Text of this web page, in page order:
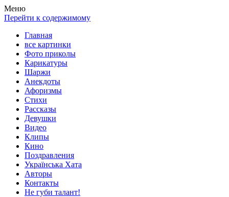
Весела хата — прикольные картинки, смешные истории,
клипы!
Покажем всем ваши фото приколы, карикатуры, шаржи, стихи,
рассказы, видео и песни!
Меню
Перейти к содержимому
Главная
все картинки
Фото приколы
Карикатуры
Шаржи
Анекдоты
Афоризмы
Стихи
Рассказы
Девушки
Видео
Клипы
Кино
Поздравления
Українська Хата
Авторы
Контакты
Не губи талант!